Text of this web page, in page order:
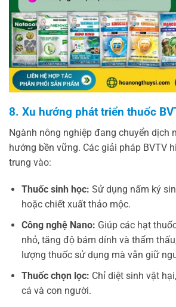
8. Xu hướng phát triển thuốc
Ngành nông nghiệp đang chuyển dịch
hướng bền vững. Các giải pháp BVTV
trung vào:
Thuốc sinh học: Sử dụng nấm ký
hoặc chiết xuất thảo mộc.
Công nghệ Nano: Giúp các hạt
nhỏ, tăng độ bám dính và thẩm
lượng thuốc sử dụng mà vẫn giữ
Thuốc chọn lọc: Chỉ diệt sinh vật
cá và con người.